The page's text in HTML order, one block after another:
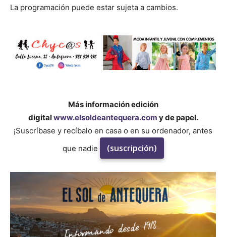
La programación puede estar sujeta a cambios.
Más información edición
digitalwww.elsoldeantequera.com y de papel.
¡Suscríbase y recíbalo en casa o en su ordenador, antes
que nadie
(suscripción)